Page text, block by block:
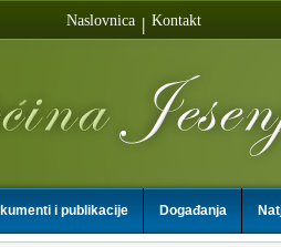
Naslovnica | Kontakt
i publikacije Događanja